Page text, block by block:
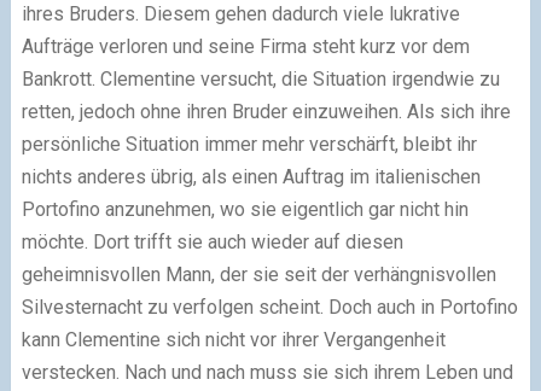
ihres Bruders. Diesem gehen dadurch viele lukrative
Aufträge verloren und seine Firma steht kurz vor dem
Bankrott. Clementine versucht, die Situation irgendwie zu
retten, jedoch ohne ihren Bruder einzuweihen. Als sich ihre
persönliche Situation immer mehr verschärft, bleibt ihr
nichts anderes übrig, als einen Auftrag im italienischen
Portofino anzunehmen, wo sie eigentlich gar nicht hin
möchte. Dort trifft sie auch wieder auf diesen
geheimnisvollen Mann, der sie seit der verhängnisvollen
Silvesternacht zu verfolgen scheint. Doch auch in Portofino
kann Clementine sich nicht vor ihrer Vergangenheit
verstecken. Nach und nach muss sie sich ihrem Leben und